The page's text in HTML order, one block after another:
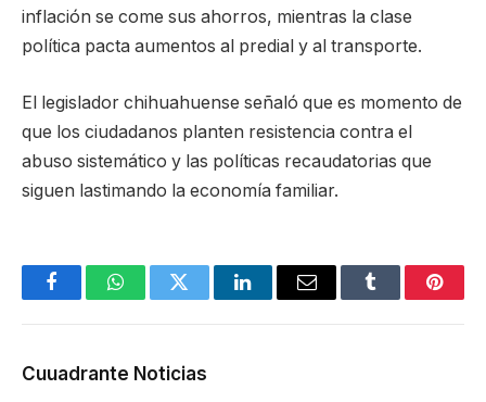
inflación se come sus ahorros, mientras la clase
política pacta aumentos al predial y al transporte.
El legislador chihuahuense señaló que es momento de
que los ciudadanos planten resistencia contra el
abuso sistemático y las políticas recaudatorias que
siguen lastimando la economía familiar.
FacebookWhatsAppTwitter LinkedInEmail Tumblr
Cuuadrante Noticias